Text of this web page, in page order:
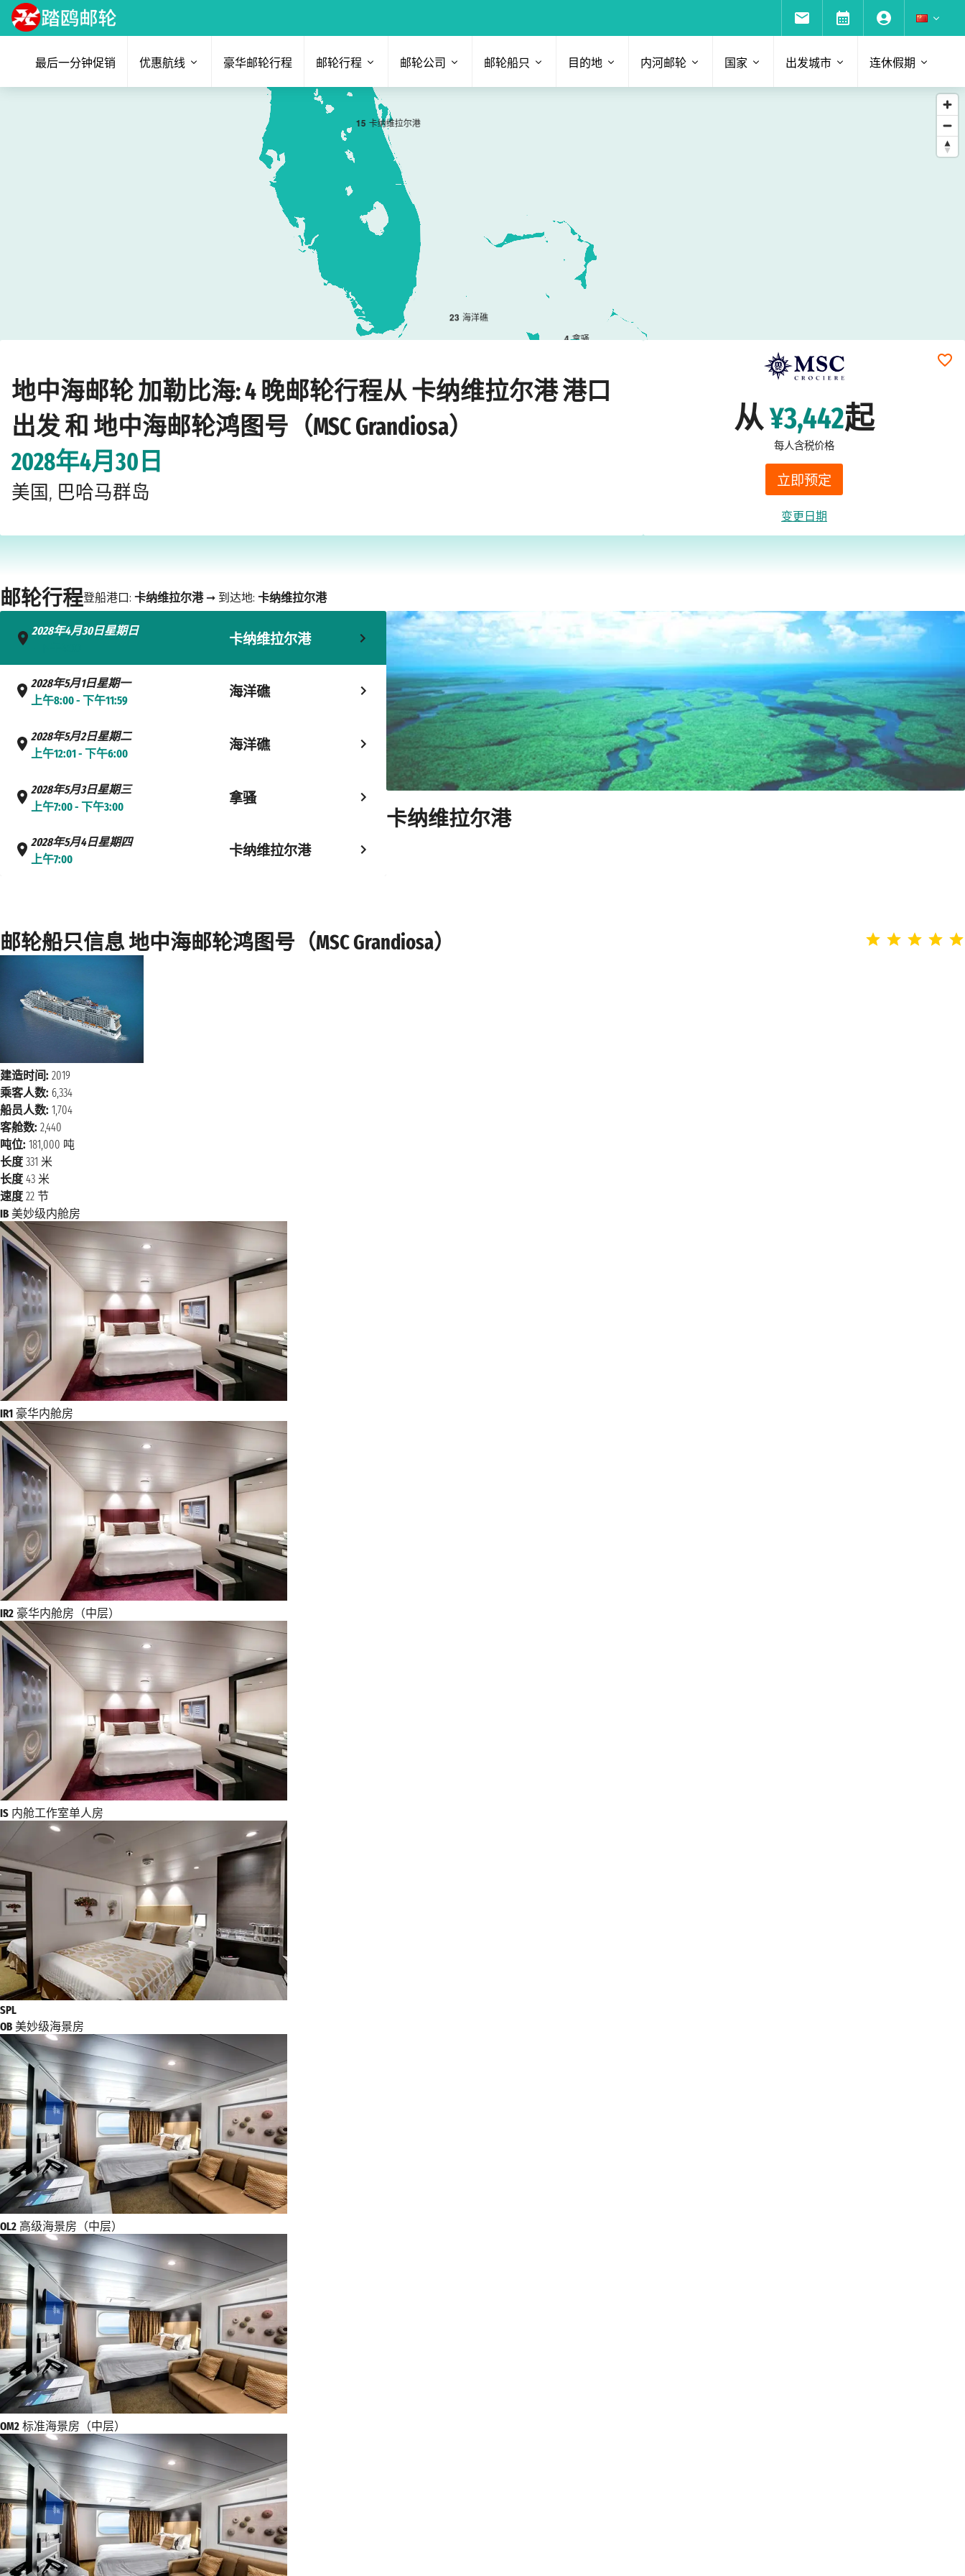
最后一分钟促销 优惠航线 豪华邮轮行程 邮轮行程 邮轮公司 邮轮船只 目的地 内河邮轮 国家 出发城市 连休假期
15 卡纳维拉尔港
23 海洋礁
4 拿骚
地中海邮轮 加勒比海: 4 晚邮轮行程从 卡纳维拉尔港 港口
出发 和 地中海邮轮鸿图号（MSC Grandiosa）
2028年4月30日
美国, 巴哈马群岛
从¥3,442起
每人含税价格
立即预定
变更日期
邮轮行程登船港口: 卡纳维拉尔港➞ 到达地: 卡纳维拉尔港
2028年4月30日星期日
卡纳维拉尔港
2028年5月1日星期一
上午8:00 - 下午11:59
海洋礁
2028年5月2日星期二
上午12:01 - 下午6:00
海洋礁
2028年5月3日星期三
上午7:00 - 下午3:00
拿骚
2028年5月4日星期四
上午7:00
卡纳维拉尔港
卡纳维拉尔港
邮轮船只信息 地中海邮轮鸿图号（MSC Grandiosa）
建造时间: 2019
乘客人数: 6,334
船员人数: 1,704
客舱数: 2,440
吨位: 181,000 吨
长度 331 米
长度 43 米
速度 22 节
IB 美妙级内舱房
IR1 豪华内舱房
IR2 豪华内舱房（中层）
IS 内舱工作室单人房
SPL
OB 美妙级海景房
OL2 高级海景房（中层）
OM2 标准海景房（中层）